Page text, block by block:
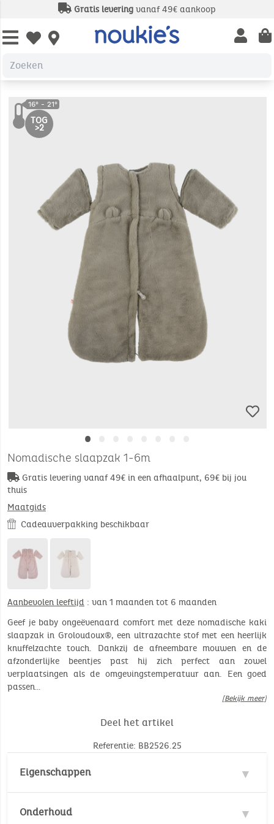
Gratis levering vanaf 49€ aankoop
Open wishlist Open
TOG
>2
•
Nomadische slaapzak 1-6m
Gratis levering vanaf 49€ in een afhaalpunt, 69€ bij jou
thuis
Maatgids
Cadeauverpakking beschikbaar
Aanbevolen leeftijd : van 1 maanden tot 6 maanden
Geef je baby ongeëvenaard comfort met deze nomadische kaki
slaapzak in Groloudoux®, een ultrazachte stof met een heerlijk
knuffelzachte touch. Dankzij de afneembare mouwen en de
afzonderlijke beentjes past hij zich perfect aan zowel
verplaatsingen als de omgevingstemperatuur aan. Een goed
passen…
[Bekijk meer]
Deel het artikel
Referentie: BB2526.25
Eigenschappen
Onderhoud